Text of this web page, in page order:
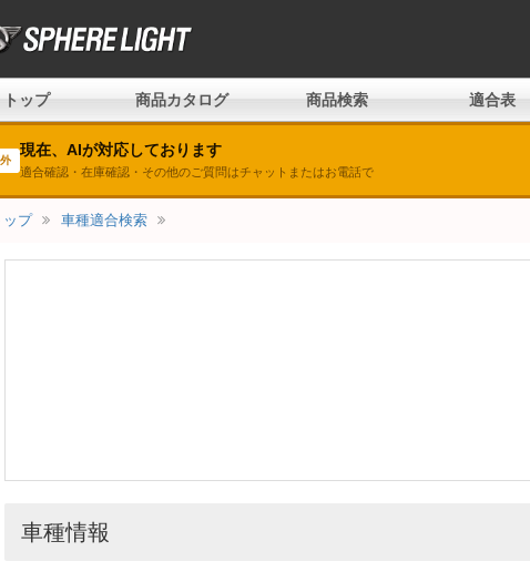
トップ 商品カタログ 商品検索 適合表
現在、AIが対応しております
適合確認・在庫確認・その他のご質問はチャットまたはお電話で
ップ 車種適合検索
車種情報